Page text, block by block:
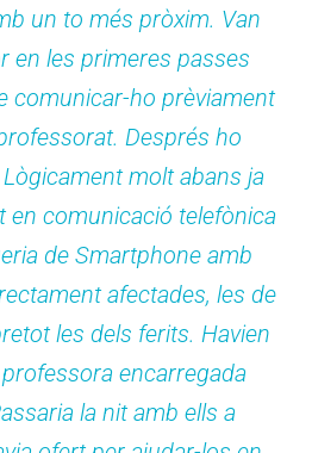
un to més pròxim. Van
en les primeres passes
comunicar-ho prèviament
Després ho
molt abans ja
en comunicació telefònica
de Smartphone amb
afectades, les de
les dels ferits. Havien
encarregada
la nit amb ells a